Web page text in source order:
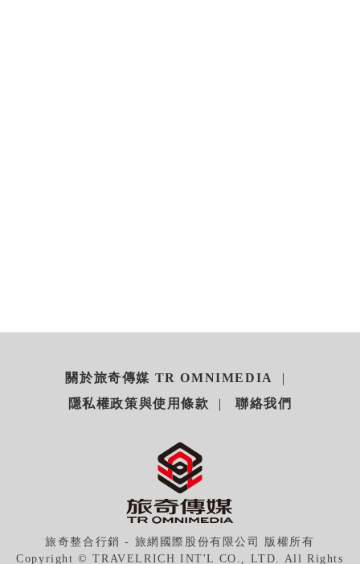
關於旅奇傳媒 TR OMNIMEDIA
隱私權政策與使用條款
聯絡我們
旅奇整合行銷 - 旅網國際股份有限公司 版權所有
Copyright © TRAVELRICH INT'L CO., LTD. All Rights